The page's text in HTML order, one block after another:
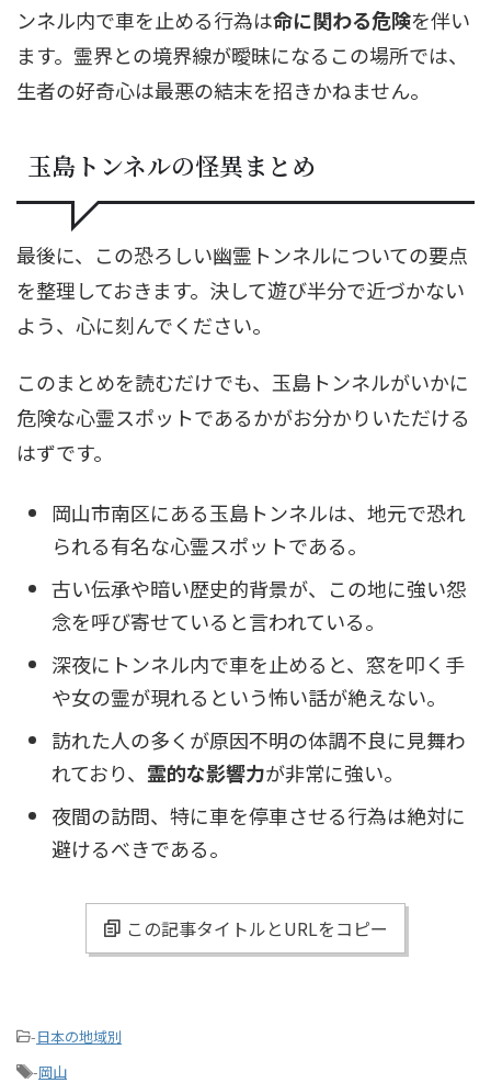
ンネル内で車を止める行為は命に関わる危険を伴い
ます。霊界との境界線が曖昧になるこの場所では、
生者の好奇心は最悪の結末を招きかねません。
玉島トンネルの怪異まとめ
最後に、この恐ろしい幽霊トンネルについての要点
を整理しておきます。決して遊び半分で近づかない
よう、心に刻んでください。
このまとめを読むだけでも、玉島トンネルがいかに
危険な心霊スポットであるかがお分かりいただける
はずです。
岡山市南区にある玉島トンネルは、地元で恐れ
られる有名な心霊スポットである。
古い伝承や暗い歴史的背景が、この地に強い怨
念を呼び寄せていると言われている。
深夜にトンネル内で車を止めると、窓を叩く手
や女の霊が現れるという怖い話が絶えない。
訪れた人の多くが原因不明の体調不良に見舞わ
れており、 霊的な影響力が非常に強い。
夜間の訪問、特に車を停車させる行為は絶対に
避けるべきである。
この記事タイトルとURLをコピー
-日本の地域別
-岡山